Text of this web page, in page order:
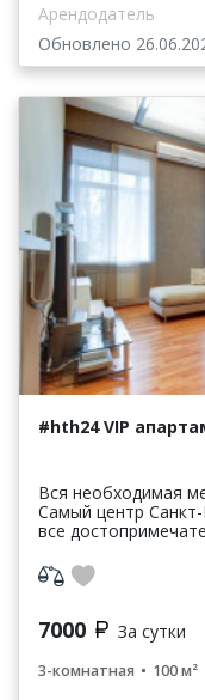
+7 903 901 6655
info@triproom.ru
Арендодатель
Обновлено
#hth24 VIP
Вся необходимая мебель. Развитая
Самый центр
все
7000 За сутки
3-комнатная 100 м²